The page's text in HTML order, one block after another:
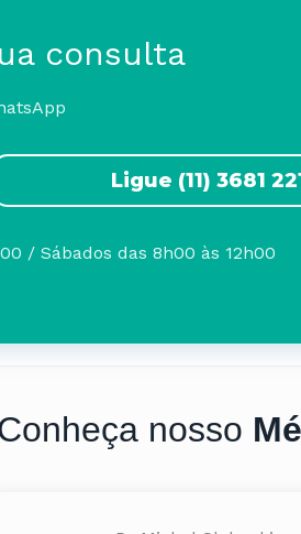
consulta
Ligue (11) 3681
/ Sábados das 8h00 às 12h00
nosso